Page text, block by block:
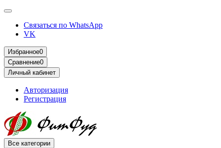
Связаться по WhatsApp
VK
Избранное0
Сравнение0
Личный кабинет
Авторизация
Регистрация
Все категории